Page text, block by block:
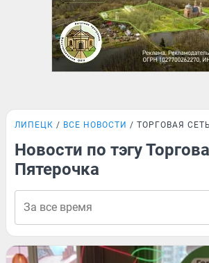
ЛИПЕЦК ВСЕ НОВОСТИ ТОРГОВАЯ
Новости по тэгу
Пятерочка